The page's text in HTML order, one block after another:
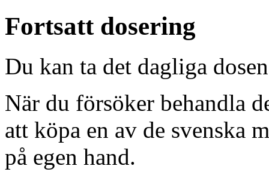
Fortsatt dosering
Du kan ta det dagliga
När du försöker behandla
att köpa en av de svenska
på egen hand.